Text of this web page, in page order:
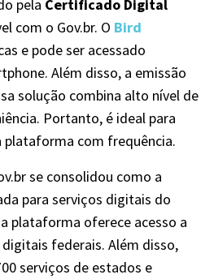
pela Certificado Digital
com o Gov.br. O Bird
e pode ser acessado
Além disso, a emissão
solução combina alto nível de
Portanto, é ideal para
plataforma com frequência.
se consolidou como a
para serviços digitais do
plataforma oferece acesso a
federais. Além disso,
serviços de estados e